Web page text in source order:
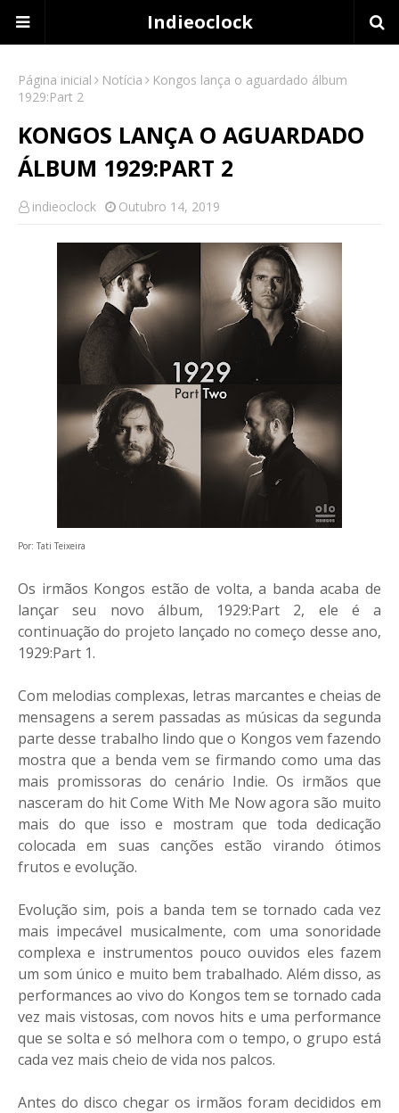
Indieoclock
Página inicial Notícia
Kongos lança o aguardado álbum
1929:Part 2
KONGOS LANÇA O AGUARDADO
ÁLBUM 1929:PART 2
indieoclock Outubro 14, 2019
Por: Tati Teixeira
Os irmãos Kongos estão de volta, a banda acaba de
lançar seu novo álbum, 1929:Part 2, ele é a
continuação do projeto lançado no começo desse ano,
1929:Part 1.
Com melodias complexas, letras marcantes e cheias de
mensagens a serem passadas as músicas da segunda
parte desse trabalho lindo que o Kongos vem fazendo
mostra que a benda vem se firmando como uma das
mais promissoras do cenário Indie. Os irmãos que
nasceram do hit Come With Me Now agora são muito
mais do que isso e mostram que toda dedicação
colocada em suas canções estão virando ótimos
frutos e evolução.
Evolução sim, pois a banda tem se tornado cada vez
mais impecável musicalmente, com uma sonoridade
complexa e instrumentos pouco ouvidos eles fazem
um som único e muito bem trabalhado. Além disso, as
performances ao vivo do Kongos tem se tornado cada
vez mais vistosas, com novos hits e uma performance
que se solta e só melhora com o tempo, o grupo está
cada vez mais cheio de vida nos palcos.
Antes do disco chegar os irmãos foram decididos em